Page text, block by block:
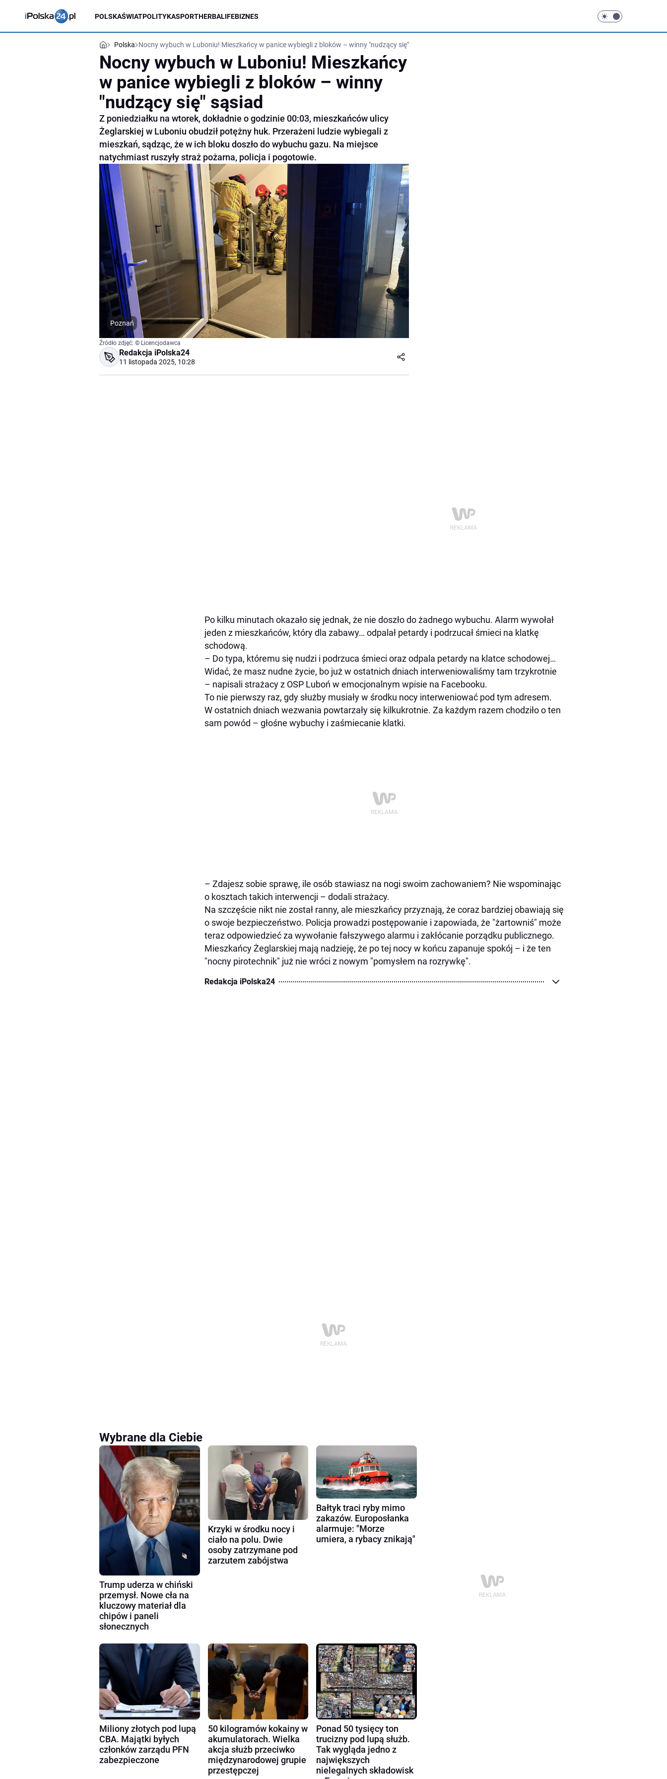
POLSKAŚWIATPOLITYKASPORTHERBALIFEBIZNES
Polska Nocny wybuch w Luboniu! Mieszkańcy w panice wybiegli z bloków – winny "nudzący się" sąsiad
Nocny wybuch w Luboniu! Mieszkańcy
w panice wybiegli z bloków – winny
"nudzący się" sąsiad
Z poniedziałku na wtorek, dokładnie o godzinie 00:03, mieszkańców ulicy
Żeglarskiej w Luboniu obudził potężny huk. Przerażeni ludzie wybiegali z
mieszkań, sądząc, że w ich bloku doszło do wybuchu gazu. Na miejsce
natychmiast ruszyły straż pożarna, policja i pogotowie.
Poznań
Źródło zdjęć: © Licencjodawca
Redakcja iPolska24
11 listopada 2025, 10:28
Po kilku minutach okazało się jednak, że nie doszło do żadnego wybuchu. Alarm wywołał
jeden z mieszkańców, który dla zabawy… odpalał petardy i podrzucał śmieci na klatkę
schodową.
– Do typa, któremu się nudzi i podrzuca śmieci oraz odpala petardy na klatce schodowej…
Widać, że masz nudne życie, bo już w ostatnich dniach interweniowaliśmy tam trzykrotnie
– napisali strażacy z OSP Luboń w emocjonalnym wpisie na Facebooku.
To nie pierwszy raz, gdy służby musiały w środku nocy interweniować pod tym adresem.
W ostatnich dniach wezwania powtarzały się kilkukrotnie. Za każdym razem chodziło o ten
sam powód – głośne wybuchy i zaśmiecanie klatki.
– Zdajesz sobie sprawę, ile osób stawiasz na nogi swoim zachowaniem? Nie wspominając
o kosztach takich interwencji – dodali strażacy.
Na szczęście nikt nie został ranny, ale mieszkańcy przyznają, że coraz bardziej obawiają się
o swoje bezpieczeństwo. Policja prowadzi postępowanie i zapowiada, że "żartowniś" może
teraz odpowiedzieć za wywołanie fałszywego alarmu i zakłócanie porządku publicznego.
Mieszkańcy Żeglarskiej mają nadzieję, że po tej nocy w końcu zapanuje spokój – i że ten
"nocny pirotechnik" już nie wróci z nowym "pomysłem na rozrywkę".
Redakcja iPolska24
Wybrane dla Ciebie
Trump uderza w chiński
przemysł. Nowe cła na
kluczowy materiał dla
chipów i paneli
słonecznych
Krzyki w środku nocy i
ciało na polu. Dwie
osoby zatrzymane pod
zarzutem zabójstwa
Bałtyk traci ryby mimo
zakazów. Europosłanka
alarmuje: "Morze
umiera, a rybacy znikają"
Miliony złotych pod lupą
CBA. Majątki byłych
członków zarządu PFN
zabezpieczone
50 kilogramów kokainy w
akumulatorach. Wielka
akcja służb przeciwko
międzynarodowej grupie
przestępczej
Ponad 50 tysięcy ton
trucizny pod lupą służb.
Tak wygląda jedno z
największych
nielegalnych składowisk